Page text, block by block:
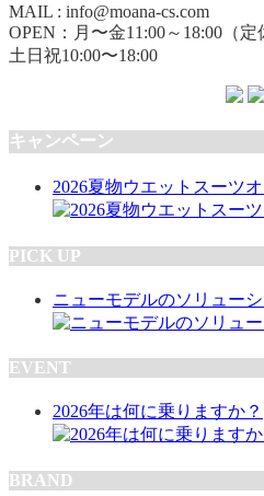
MAIL : info@moana-cs.com
OPEN：月〜金11:00～18:00（
土日祝10:00〜18:00
キャンペーン
2026夏物ウエットスーツ
PICK UP
ニューモデルのソリュー
EVENT
2026年は何に乗りますか？
BRAND